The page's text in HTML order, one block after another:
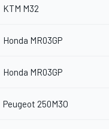
KTM M32
Honda MR03GP
Honda MR03GP
Peugeot 250M3O